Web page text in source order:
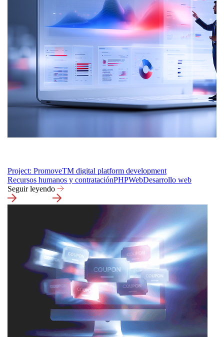
Project: PromoveTM digital platform development
Recursos humanos y contrataciónPHPWebDesarrollo web
Seguir leyendo